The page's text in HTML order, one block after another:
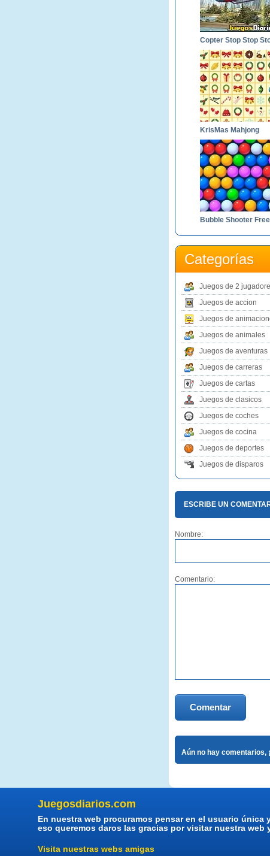
Copter Stop Stop
KrisMas Mahjong
Bubble Shooter
Categorías
Juegos de 2
Juegos de accion
Juegos de
Juegos de animales
Juegos de aventuras
Juegos de carreras
Juegos de cartas
Juegos de clasicos
Juegos de coches
Juegos de cocina
Juegos de deportes
Juegos de disparos
ESCRIBE UN
Nombre:
Comentario:
Comentar
Aún no hay comentarios,
Juegosdiarios.com
En nuestra web procuramos pensar en el usuario
eso queremos daros las gracias por visitar nuestra
Visita nuestras webs amigas